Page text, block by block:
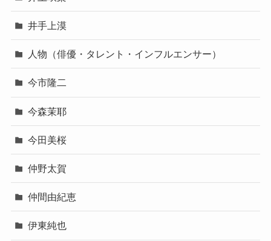
井手上漠
人物（俳優・タレント・インフルエンサー）
今市隆二
今森茉耶
今田美桜
仲野太賀
仲間由紀恵
伊東純也